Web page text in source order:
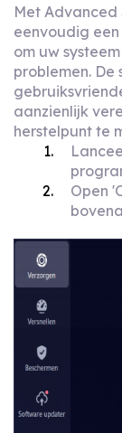
Met Advanced
eenvoudig
om uw
problemen.
aanzienlijk
herstelpunt te
Open